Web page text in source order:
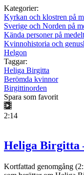
Kategorier:
Kyrkan och klostren på
Sverige och Norden på
Kända personer på
Kvinnohistoria och
Helgon
Taggar:
Heliga Birgitta
Berömda kvinnor
Birgittinorden
Spara som favorit
2:14
Heliga Birgitta
Kortfattad genomgång